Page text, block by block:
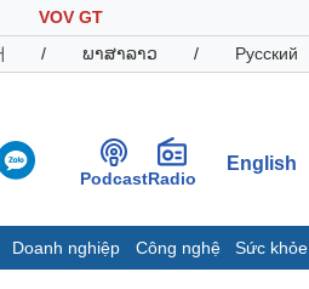
VOV GT
/ ພາສາລາວ / Русский
PodcastRadio
English
Doanh nghiệp Công nghệ Sức khỏe